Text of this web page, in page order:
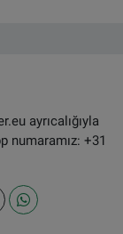
ayrıcalığıyla
numaramız: +31